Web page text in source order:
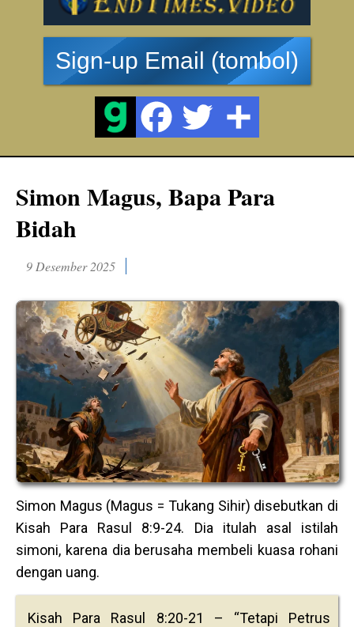
Sign-up Email (tombol)
Simon Magus, Bapa Para
Bidah
9 Desember 2025
Simon Magus (Magus = Tukang Sihir) disebutkan di
Kisah Para Rasul 8:9-24. Dia itulah asal istilah
simoni, karena dia berusaha membeli kuasa rohani
dengan uang.
Kisah Para Rasul 8:20-21 – “Tetapi Petrus